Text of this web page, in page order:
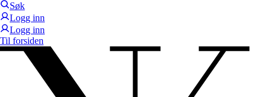
Søk
Logg inn
Logg inn
Til forsiden